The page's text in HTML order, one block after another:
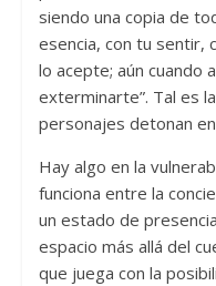
siendo una copia de
esencia, con tu sentir,
lo acepte; aún cuando
exterminarte”. Tal es
personajes detonan
Hay algo en la
funciona entre la
un estado de
espacio más allá del
que juega con la